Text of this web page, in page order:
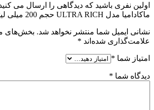
اولین نفری باشید که دیدگاهی را ارسال می
ماکادامیا مدل ULTRA RICH حجم 200 میلی لیتر”
نشانی ایمیل شما منتشر نخواهد شد. بخش‌های
علامت‌گذاری شده‌اند *
امتیاز شما *
دیدگاه شما *